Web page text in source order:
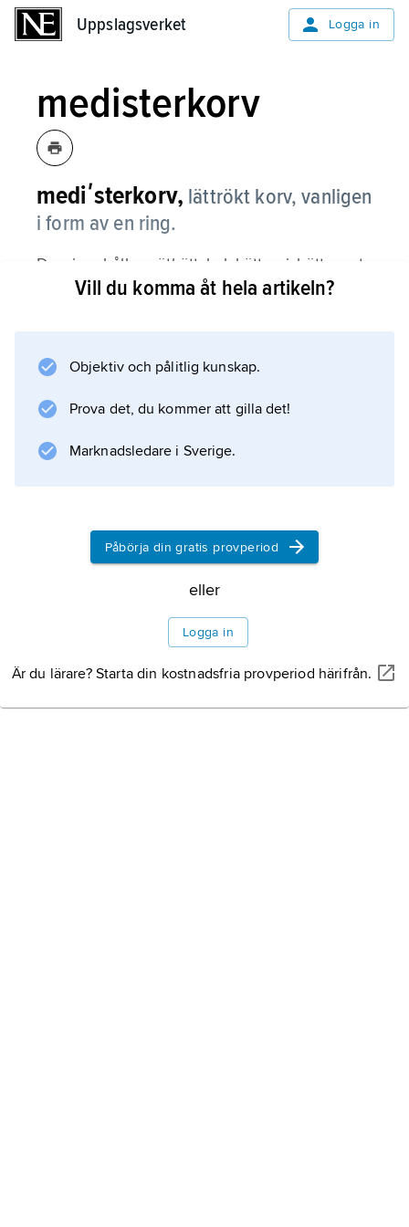
Uppslagsverket Logga in
medisterkorv
mediʹsterkorv, lättrökt korv, vanligen
i form av en ring.
Den innehåller nötkött, kalvkött, griskött samt
fett fläsk och lämpar sig för såväl kokning som
dåtida medisterkorv innehöll.
Information om artikeln
Vill du komma åt hela artikeln?
Objektiv och pålitlig kunskap.
Prova det, du kommer att gilla det!
Marknadsledare i Sverige.
Påbörja din gratis provperiod
eller
Logga in
Är du lärare? Starta din kostnadsfria provperiod härifrån.